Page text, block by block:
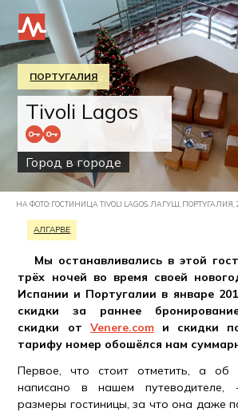
ПОРТУГАЛИЯ
Tivoli Lagos
Город в городе
НА ФОТО: ГОСТИНИЦА TIVOLI LAGOS. ЛАГУШ, ПОРТУГАЛИЯ,
АЛГАРВЕ
Мы останавливались в этой
трёх ночей во время своей
Испании и Португалии в январе
скидки за раннее
скидки от Venere.comи скидки по
тарифу номер обошёлся нам
Первое, что стоит отметить, а
написано в нашем путеводителе,
размеры гостиницы, за что она даже